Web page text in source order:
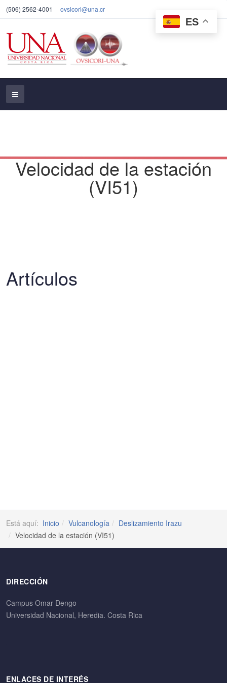
(506) 2562-4001 ovsicori@una.cr
ES
Velocidad de la estación
(VI51)
Artículos
Está aquí: Inicio Vulcanología
Deslizamiento Irazu
Velocidad de la estación (VI51)
DIRECCIÓN
Campus Omar Dengo
Universidad Nacional, Heredia. Costa Rica
ENLACES DE INTERÉS